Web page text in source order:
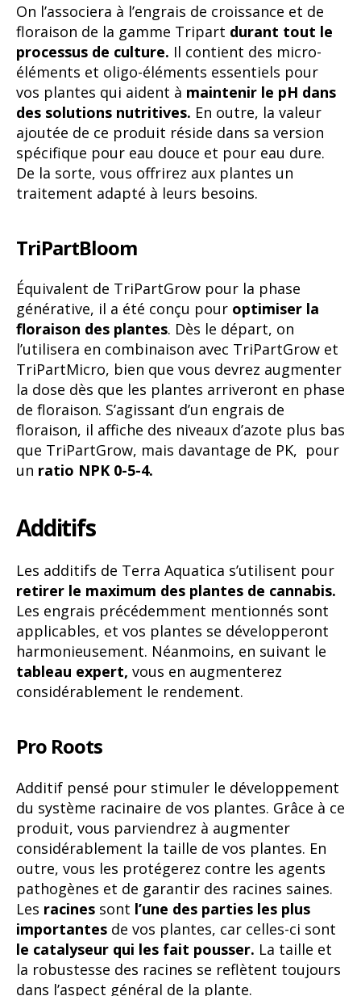
On l’associera à l’engrais de croissance et de
floraison de la gamme Tripart durant tout le
processus de culture. Il contient des micro-
éléments et oligo-éléments essentiels pour
vos plantes qui aident à maintenir le pH dans
des solutions nutritives. En outre, la valeur
ajoutée de ce produit réside dans sa version
spécifique pour eau douce et pour eau dure.
De la sorte, vous offrirez aux plantes un
traitement adapté à leurs besoins.
TriPartBloom
Équivalent de TriPartGrow pour la phase
générative, il a été conçu pour optimiser la
floraison des plantes. Dès le départ, on
l’utilisera en combinaison avec TriPartGrow et
TriPartMicro, bien que vous devrez augmenter
la dose dès que les plantes arriveront en phase
de floraison. S’agissant d’un engrais de
floraison, il affiche des niveaux d’azote plus bas
que TriPartGrow, mais davantage de PK, pour
un ratio NPK 0-5-4.
Additifs
Les additifs de Terra Aquatica s’utilisent pour
retirer le maximum des plantes de cannabis.
Les engrais précédemment mentionnés sont
applicables, et vos plantes se développeront
harmonieusement. Néanmoins, en suivant le
tableau expert, vous en augmenterez
considérablement le rendement.
Pro Roots
Additif pensé pour stimuler le développement
du système racinaire de vos plantes. Grâce à ce
produit, vous parviendrez à augmenter
considérablement la taille de vos plantes. En
outre, vous les protégerez contre les agents
pathogènes et de garantir des racines saines.
Les racines sont l’une des parties les plus
importantes de vos plantes, car celles-ci sont
le catalyseur qui les fait pousser. La taille et
la robustesse des racines se reflètent toujours
dans l’aspect général de la plante.